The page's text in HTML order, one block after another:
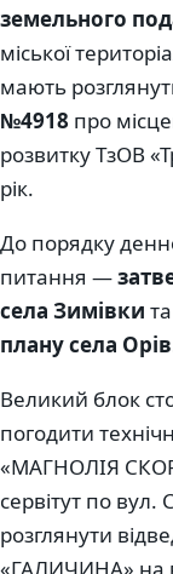
земельного
міської
мають
№4918 про
розвитку ТзОВ
рік.
До порядку
питання —
села Зимівки та
плану села Орів
Великий блок
погодити
«МАГНОЛІЯ
сервітут по вул.
розглянути
«ГАЛИЧИНА» на